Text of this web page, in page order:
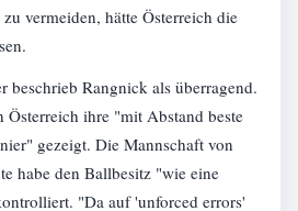
vermeiden, hätte Österreich die
beschrieb Rangnick als überragend.
Österreich ihre "mit Abstand beste
gezeigt. Die Mannschaft von
habe den Ballbesitz "wie eine
"Da auf 'unforced errors'